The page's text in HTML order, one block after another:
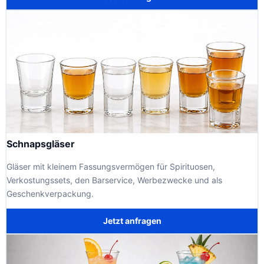
Schnapsgläser
Gläser mit kleinem Fassungsvermögen für Spirituosen,
Verkostungssets, den Barservice, Werbezwecke und als
Geschenkverpackung.
Jetzt anfragen